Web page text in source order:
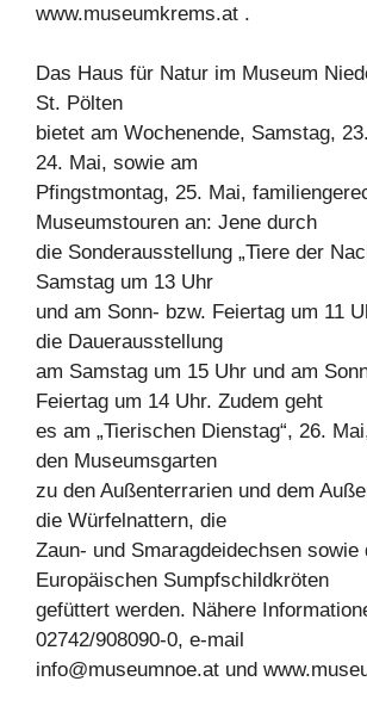
www.museumkrems.at .
Das Haus für Natur im Museum
St. Pölten
bietet am Wochenende, Samstag,
24. Mai, sowie am
Pfingstmontag, 25. Mai,
Museumstouren an: Jene durch
die Sonderausstellung „Tiere der
Samstag um 13 Uhr
und am Sonn- bzw. Feiertag um 11
die Dauerausstellung
am Samstag um 15 Uhr und am
Feiertag um 14 Uhr. Zudem geht
es am „Tierischen Dienstag“, 26.
den Museumsgarten
zu den Außenterrarien und dem
die Würfelnattern, die
Zaun- und Smaragdeidechsen sowie
Europäischen Sumpfschildkröten
gefüttert werden. Nähere
02742/908090-0, e-mail
info@museumnoe.at und